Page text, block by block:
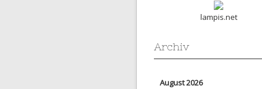
lampis.net
Archiv
August 2026